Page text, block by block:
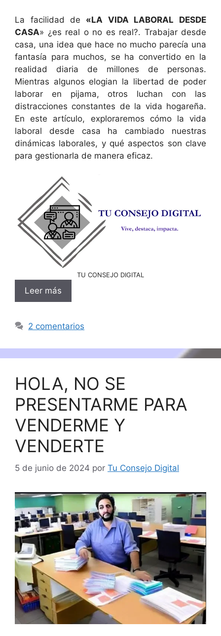
La facilidad de «LA VIDA LABORAL DESDE
CASA» ¿es real o no es real?. Trabajar desde
casa, una idea que hace no mucho parecía una
fantasía para muchos, se ha convertido en la
realidad diaria de millones de personas.
Mientras algunos elogian la libertad de poder
laborar en pijama, otros luchan con las
distracciones constantes de la vida hogareña.
En este artículo, exploraremos cómo la vida
laboral desde casa ha cambiado nuestras
dinámicas laborales, y qué aspectos son clave
para gestionarla de manera eficaz.
TU CONSEJO DIGITAL
Leer más
2 comentarios
HOLA, NO SE
PRESENTARME PARA
VENDERME Y
VENDERTE
5 de junio de 2024 por Tu Consejo Digital